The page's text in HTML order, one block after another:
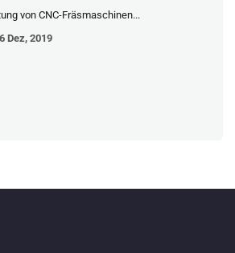
von CNC-Fräsmaschinen...
Dez, 2019